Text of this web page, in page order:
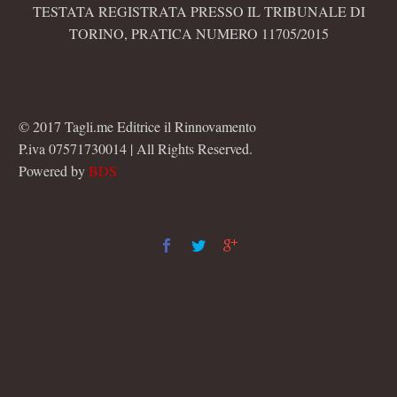
TESTATA REGISTRATA PRESSO IL TRIBUNALE DI
TORINO, PRATICA NUMERO 11705/2015
© 2017 Tagli.me Editrice il Rinnovamento
P.iva 07571730014 | All Rights Reserved.
Powered byBDS